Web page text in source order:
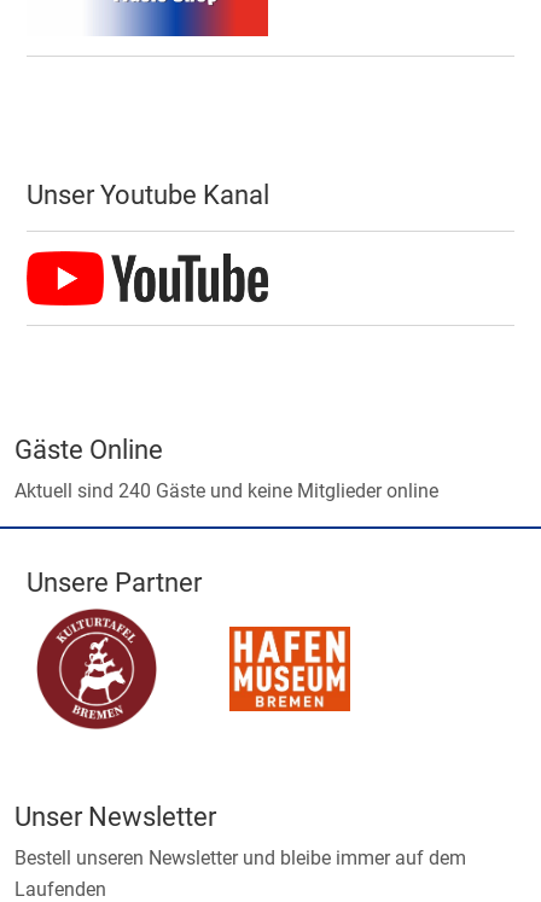
Unser Youtube Kanal
Gäste Online
Aktuell sind 240 Gäste und keine Mitglieder online
Unsere Partner
Unser Newsletter
Bestell unseren Newsletter und bleibe immer auf dem
Laufenden